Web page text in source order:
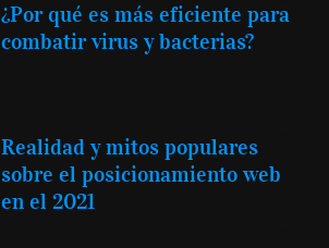
¿Por qué es más eficiente para
combatir virus y bacterias?
Realidad y mitos populares
sobre el posicionamiento web
en el 2021